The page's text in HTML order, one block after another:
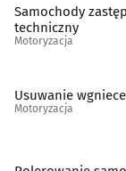
Samochody
techniczny
Motoryzacja
Usuwanie
Motoryzacja